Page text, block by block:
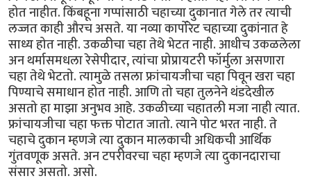
होत नाहीत. किंबहूना गप्पांसाठी चहाच्या दुकानात गेले तर त्याची
लज्जत काही औरच असते. या नव्या कार्पोरेट चहाच्या दुकांनात हे
साध्य होत नाही. उकळीचा चहा तेथे भेटत नाही. आधीच उकळलेला
अन थर्मासमधला रेसेपीदार, त्यांचा प्रोप्रायटरी फॉर्मुला असणारा
चहा तेथे भेटतो. त्यामुळे तसला फ्रांचायजीचा चहा पिवून खरा चहा
पिण्याचे समाधान होत नाही. आणि तो चहा तुलनेने थंडदेखील
असतो हा माझा अनुभव आहे. उकळीच्या चहातली मजा नाही त्यात.
फ्रांचायजीचा चहा फक्त पोटात जातो. त्याने पोट भरत नाही. ते
चहाचे दुकान म्हणजे त्या दुकान मालकाची अधिकची आर्थिक
गुंतवणूक असते. अन टपरीवरचा चहा म्हणजे त्या दुकानदाराचा
संसार असतो. असो.